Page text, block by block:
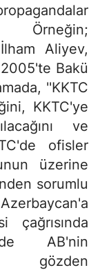
Örneğin;
Aliyev,
Bakü
''KKTC
KKTC'ye
ve
ofisler
üzerine
sorumlu
AB'nin
gözden